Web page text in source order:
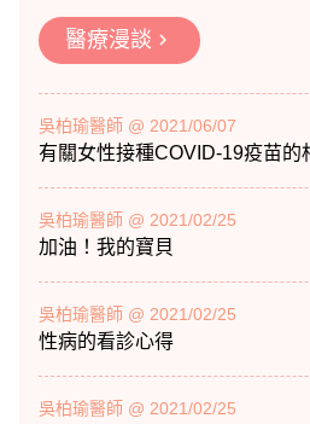
醫療漫談 chevron_right
吳柏瑜醫師 @ 2021/06/07
吳柏瑜醫師 @ 2021/02/25
加油！我的寶貝
吳柏瑜醫師 @ 2021/02/25
性病的看診心得
吳柏瑜醫師 @ 2021/02/25